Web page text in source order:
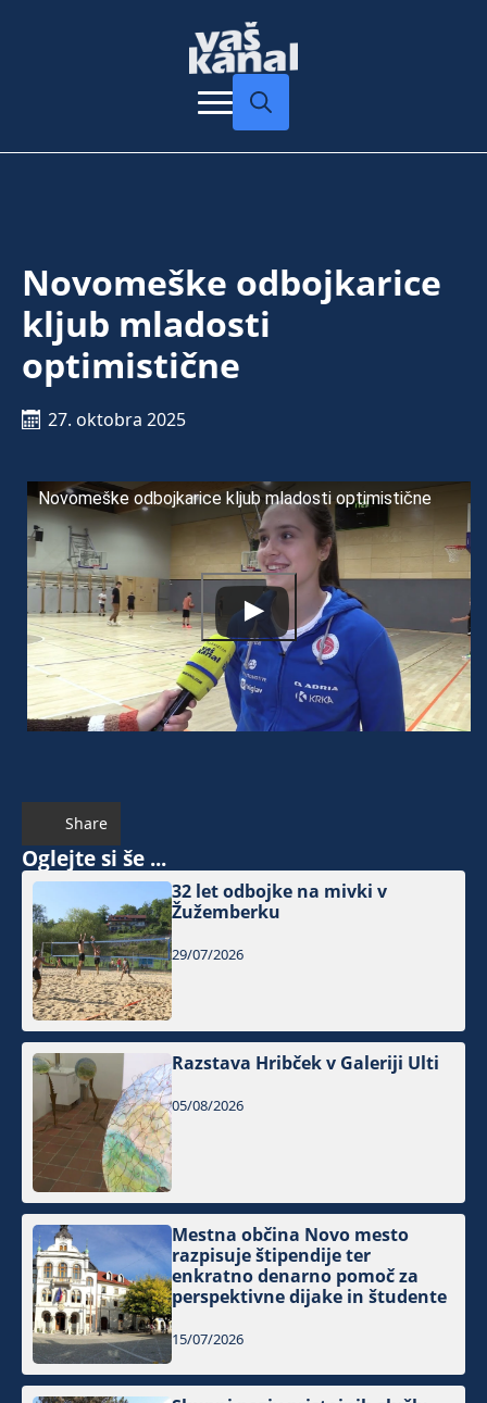
Novomeške odbojkarice
kljub mladosti
optimistične
27. oktobra 2025
Novomeške odbojkarice kljub mladosti optimistične
Share
Oglejte si še ...
32 let odbojke na mivki v
Žužemberku
29/07/2026
Razstava Hribček v Galeriji Ulti
05/08/2026
Mestna občina Novo mesto
razpisuje štipendije ter
enkratno denarno pomoč za
perspektivne dijake in študente
15/07/2026